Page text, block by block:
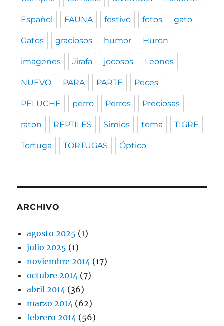
Español FAUNA festivo fotos gato
Gatos graciosos humor Huron
imagenes Jirafa jocosos Leones
NUEVO PARA PARTE Peces
PELUCHE perro Perros Preciosas
raton REPTILES Simios tema TIGRE
Tortuga TORTUGAS Óptico
ARCHIVO
agosto 2025 (1)
julio 2025 (1)
noviembre 2014 (17)
octubre 2014 (7)
abril 2014 (36)
marzo 2014 (62)
febrero 2014 (56)